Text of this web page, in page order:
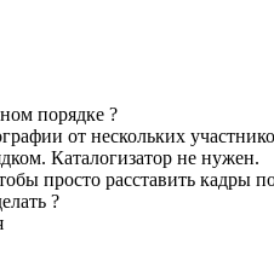
порядке ?
от нескольких
Каталогизатор не нужен.
просто расставить кадры
?